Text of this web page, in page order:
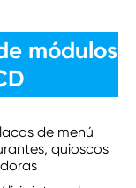
módulos
de menú
quioscos